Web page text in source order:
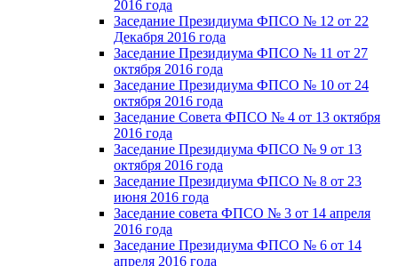
2016 года
Заседание Президиума ФПСО № 12 от 22
Декабря 2016 года
Заседание Президиума ФПСО № 11 от 27
октября 2016 года
Заседание Президиума ФПСО № 10 от 24
октября 2016 года
Заседание Совета ФПСО № 4 от 13 октября
2016 года
Заседание Президиума ФПСО № 9 от 13
октября 2016 года
Заседание Президиума ФПСО № 8 от 23
июня 2016 года
Заседание совета ФПСО № 3 от 14 апреля
2016 года
Заседание Президиума ФПСО № 6 от 14
апреля 2016 года